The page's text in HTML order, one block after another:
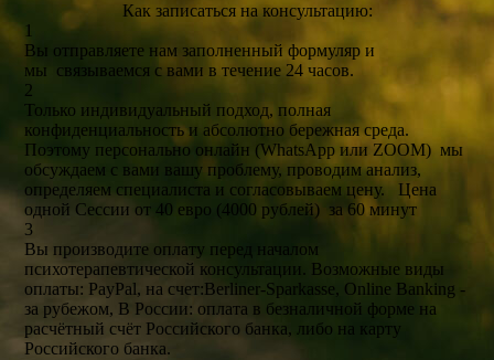
Как записаться на консультацию:
1
Вы отправляете нам заполненный формуляр и
мы связываемся с вами в течение 24 часов.
2
Только индивидуальный подход, полная
конфиденциальность и абсолютно бережная среда.
Поэтому персонально онлайн (WhatsApp или ZOOM) мы
обсуждаем с вами вашу проблему, проводим анализ,
определяем специалиста и согласовываем цену. Цена
одной Сессии от 40 евро (4000 рублей) за 60 минут
3
Вы производите оплату перед началом
психотерапевтической консультации. Возможные виды
оплаты: PayPal, на счет:Berliner-Sparkasse, Online Banking -
за рубежом, В России: оплата в безналичной форме на
расчётный счёт Российского банка, либо на карту
Российского банка.